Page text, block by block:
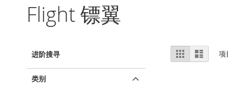
Flight 镖翼
视
图
%1
及
列
表
进阶搜寻
类别